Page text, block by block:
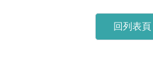
回列表頁